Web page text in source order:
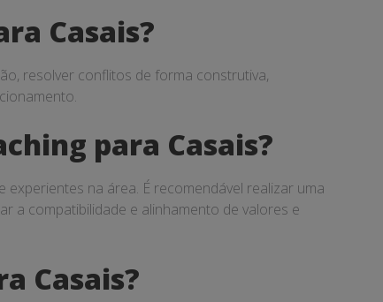
Casais?
resolver conflitos de forma construtiva,
para Casais?
na área. É recomendável realizar uma
a compatibilidade e alinhamento de valores e
Casais?